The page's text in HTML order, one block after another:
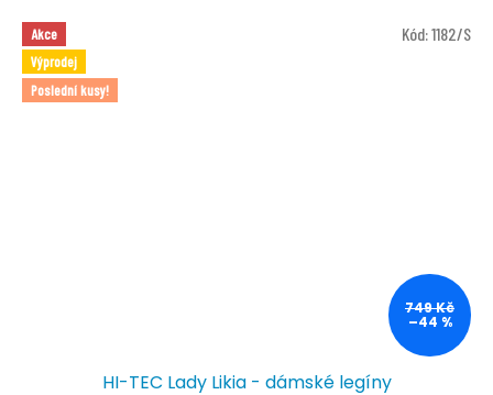
Akce
Výprodej
Poslední kusy!
749 Kč
–44 %
HI-TEC Lady Likia - dámské legíny
Kód:1182/S